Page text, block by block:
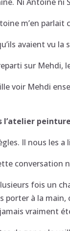
m’en parlait
avaient vu
sur Mehdi,
voir Mehdi
l’atelier peinture
Il nous les
conversation
fois un
porter à la
vraiment